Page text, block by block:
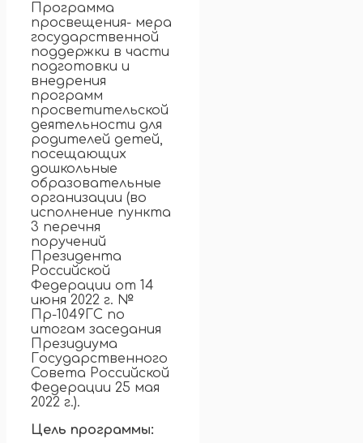
Программа
просвещения- мера
государственной
поддержки в части
подготовки и
внедрения
программ
просветительской
деятельности для
родителей детей,
посещающих
дошкольные
образовательные
организации (во
исполнение пункта
3 перечня
поручений
Президента
Российской
Федерации от 14
июня 2022 г. №
Пр-1049ГС по
итогам заседания
Президиума
Государственного
Совета Российской
Федерации 25 мая
2022 г.).
Цель программы: